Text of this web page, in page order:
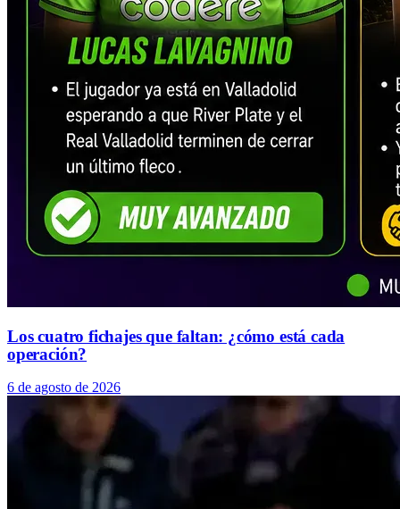
Los cuatro fichajes que faltan: ¿cómo está cada
operación?
6 de agosto de 2026